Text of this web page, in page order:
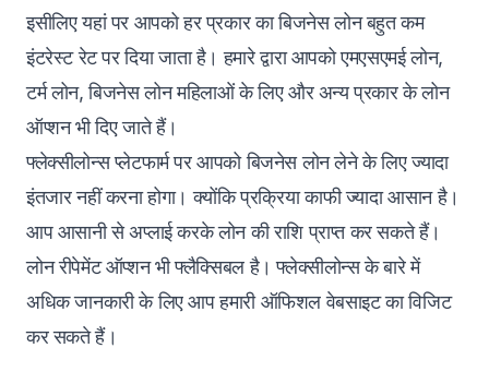
इसीलिए यहां पर आपको हर प्रकार का बिजनेस लोन बहुत कम
इंटरेस्ट रेट पर दिया जाता है। हमारे द्वारा आपको एमएसएमई लोन,
टर्म लोन, बिजनेस लोन महिलाओं के लिए और अन्य प्रकार के लोन
ऑप्शन भी दिए जाते हैं‌।
फ्लेक्सीलोन्स प्लेटफार्म पर आपको बिजनेस लोन लेने के लिए ज्यादा
इंतजार नहीं करना होगा। क्योंकि प्रक्रिया काफी ज्यादा आसान है।
आप आसानी से अप्लाई करके लोन की राशि प्राप्त कर सकते हैं।
लोन रीपेमेंट ऑप्शन भी फ्लैक्सिबल है। फ्लेक्सीलोन्स के बारे में
अधिक जानकारी के लिए आप हमारी ऑफिशल वेबसाइट का विजिट
कर सकते हैं।